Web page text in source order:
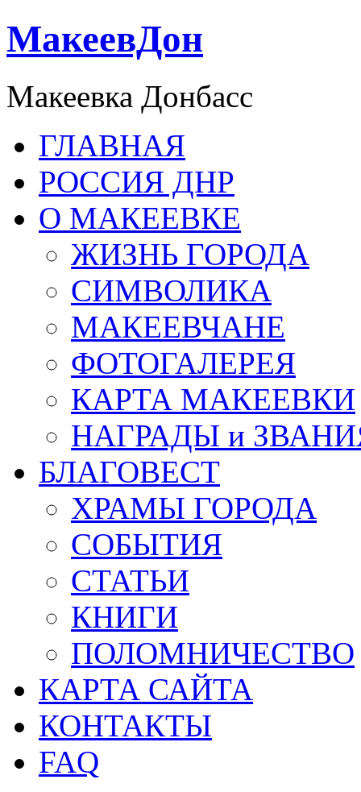
МакеевДон
Макеевка Донбасс
ГЛАВНАЯ
РОССИЯ ДНР
О МАКЕЕВКЕ
ЖИЗНЬ ГОРОДА
СИМВОЛИКА
МАКЕЕВЧАНЕ
ФОТОГАЛЕРЕЯ
КАРТА МАКЕЕВКИ
НАГРАДЫ и
БЛАГОВЕСТ
ХРАМЫ ГОРОДА
СОБЫТИЯ
СТАТЬИ
КНИГИ
ПОЛОМНИЧЕСТВО
КАРТА САЙТА
КОНТАКТЫ
FAQ